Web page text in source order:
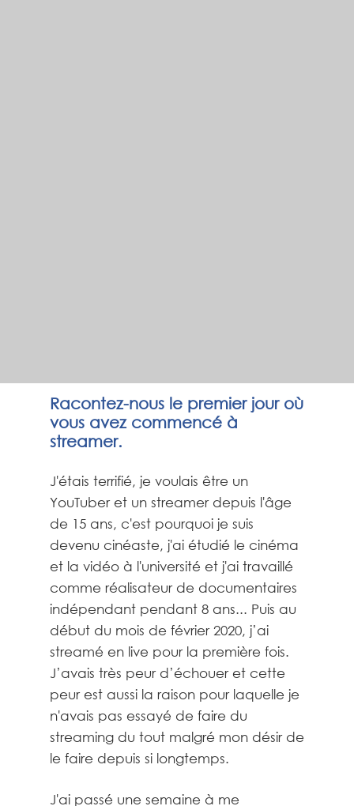
Racontez-nous le premier jour où
vous avez commencé à
streamer.
J'étais terrifié, je voulais être un
YouTuber et un streamer depuis l'âge
de 15 ans, c'est pourquoi je suis
devenu cinéaste, j'ai étudié le cinéma
et la vidéo à l'université et j'ai travaillé
comme réalisateur de documentaires
indépendant pendant 8 ans... Puis au
début du mois de février 2020, j’ai
streamé en live pour la première fois.
J’avais très peur d’échouer et cette
peur est aussi la raison pour laquelle je
n'avais pas essayé de faire du
streaming du tout malgré mon désir de
le faire depuis si longtemps.
J'ai passé une semaine à me